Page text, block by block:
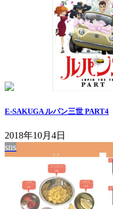
E-SAKUGA ルパン三世 PART4
2018年10月4日
sns